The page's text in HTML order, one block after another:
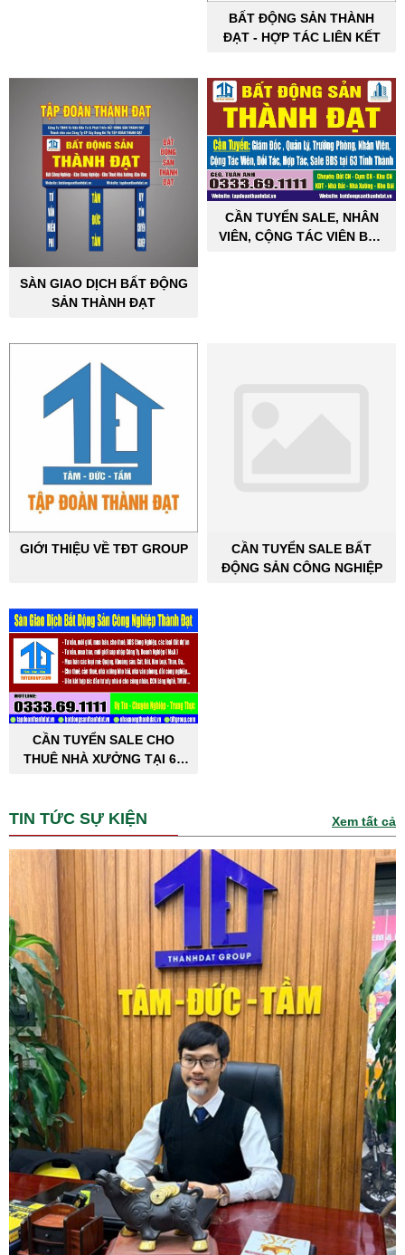
BẤT ĐỘNG SẢN THÀNH
ĐẠT - HỢP TÁC LIÊN KẾT
SÀN GIAO DỊCH BẤT ĐỘNG
SẢN THÀNH ĐẠT
CẦN TUYỂN SALE, NHÂN
VIÊN, CỘNG TÁC VIÊN BẤT
GIỚI THIỆU VỀ TĐT GROUP
CẦN TUYỂN SALE BẤT
ĐỘNG SẢN CÔNG NGHIỆP
CẦN TUYỂN SALE CHO
THUÊ NHÀ XƯỞNG TẠI 63
TIN TỨC SỰ KIỆN Xem tất cả